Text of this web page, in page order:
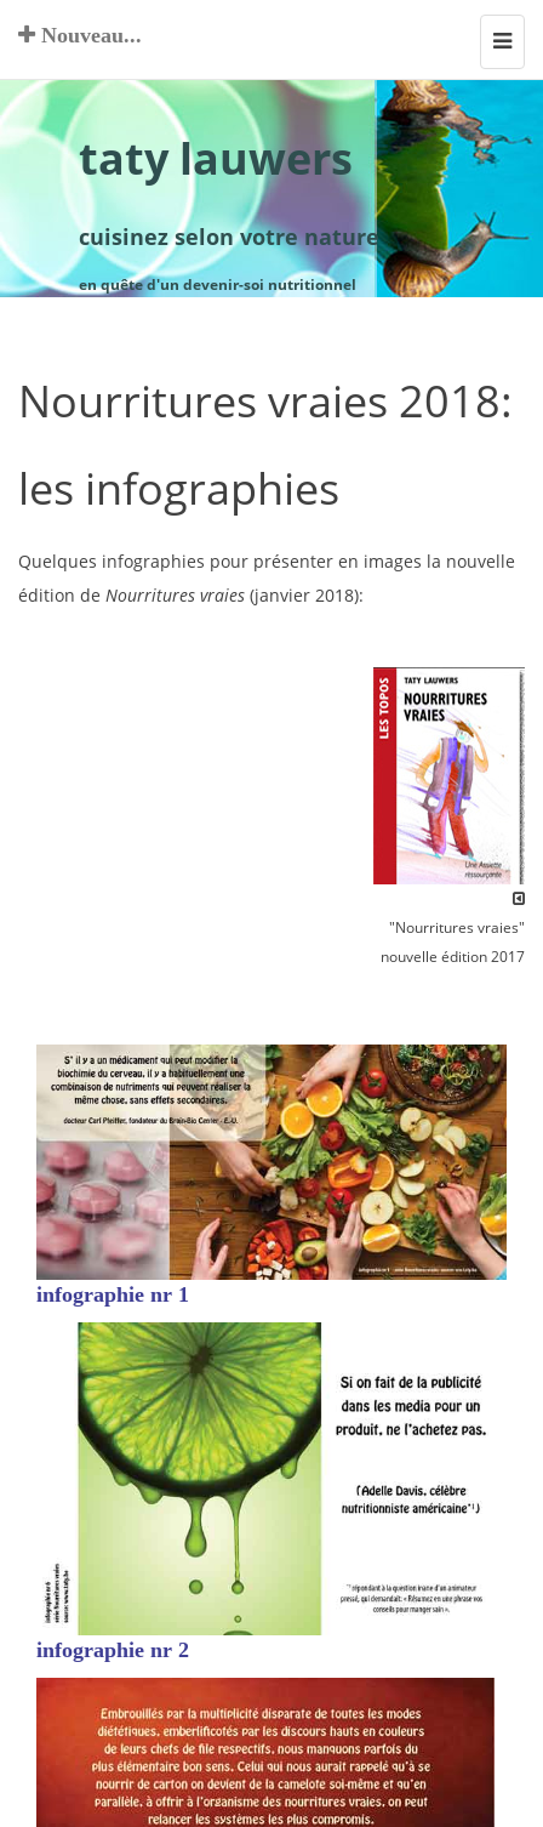
Nouveau...
taty lauwers
cuisinez selon votre nature
en quête d'un devenir-soi nutritionnel
Nourritures vraies 2018:
les infographies
Quelques infographies pour présenter en images la nouvelle
édition de Nourritures vraies (janvier 2018):
"Nourritures vraies"
nouvelle édition 2017
infographie nr 1
infographie nr 2